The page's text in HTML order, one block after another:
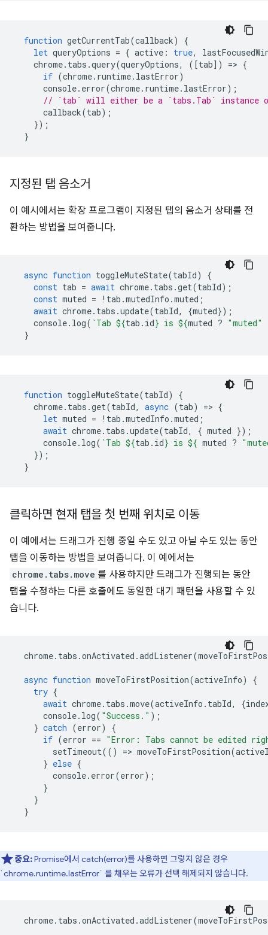
function getCurrentTab(callback)
{
let queryOptions = { active : true,
chrome. tabs .query(queryOptions, ([tab]) => {
if (chrome. runtime. lastError)
console. error(chrome. runtime. lastError);
// `tab` will either be a `tabs.Tab` instance
callback(tab);
});
}
지정된 탭 음소거
이 예시에서는 확장 프로그램이 지정된 탭의 음소거 상태를 전
환하는 방법을 보여줍니다.
async function toggleMuteState(tabId)
{
const tab = await chrome. tabs .get(tabId);
const muted = ! tab .mutedInfo .muted ;
await chrome. tabs .update(tabId, {muted});
console. log( `Tab ${tab . id} is ${muted ? "muted"
}
function toggleMuteState(tabId)
{
chrome. tabs .get(tabId, async (tab) => {
let muted = ! tab .mutedInfo .muted ;
await chrome. tabs .update(tabId, { muted });
console. log( `Tab ${tab . id} is ${ muted ?
});
}
클릭하면 현재 탭을 첫 번째 위치로 이동
이 예에서는 드래그가 진행 중일 수도 있고 아닐 수도 있는 동안
탭을 이동하는 방법을 보여줍니다. 이 예에서는
chrome.tabs.move 를 사용하지만 드래그가 진행되는 동안
탭을 수정하는 다른 호출에도 동일한 대기 패턴을 사용할 수 있
습니다.
chrome. tabs .onActivated .addListener(
async function moveToFirstPosition(activeInfo)
{
try {
await chrome. tabs .move(activeInfo . tabId, {
console. log( "Success." );
} catch (error)
{
if (error == "Error: Tabs cannot be edited
setTimeout(() => moveToFirstPosition(
} else {
console. error(error);
}
}
}
중요:Promise에서 catch(error)를 사용하면 그렇지 않은 경우
`chrome.runtime.lastError` 를 채우는 오류가 선택 해제되지 않습니다.
chrome. tabs .onActivated .addListener(